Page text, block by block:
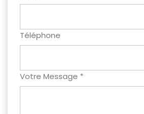
Téléphone
Votre Message *